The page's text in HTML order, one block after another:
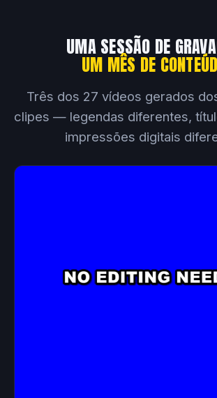
UMA SESSÃO DE
UM MÊS DE
Três dos 27 vídeos gerados
clipes — legendas diferentes,
impressões digitais